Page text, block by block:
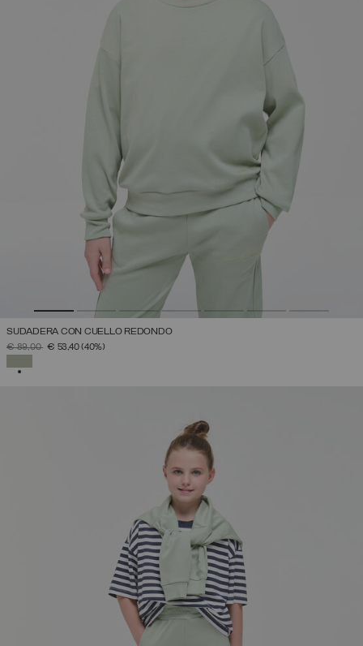
SUDADERA CON CUELLO REDONDO
PRECIO REBAJADO DE
€ 89,00A€ 53,40(40%)